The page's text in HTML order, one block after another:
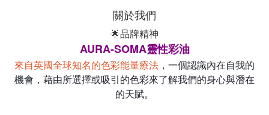
關於我們
🌟品牌精神
AURA-SOMA靈性彩油
來自英國全球知名的色彩能量療法 ，一個認識內在自我的
機會，藉由所選擇或吸引的色彩來了解我們的身心與潛在
的天賦。